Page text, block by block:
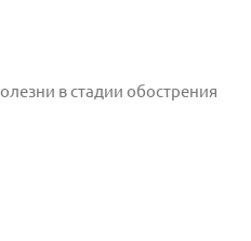
в стадии обострения